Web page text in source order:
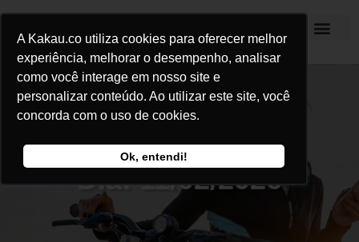
A Kakau.co utiliza cookies para oferecer melhor
experiência, melhorar o desempenho, analisar
como você interage em nosso site e
personalizar conteúdo. Ao utilizar este site, você
concorda com o uso de cookies.
Ok, entendi!
Dia: 11/02/2026